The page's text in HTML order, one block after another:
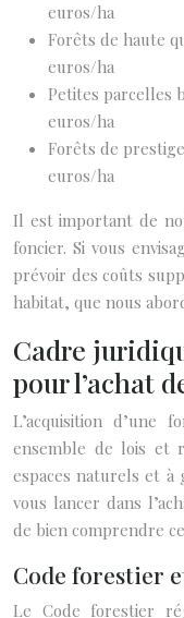
euros/ha
Forêts de haute
euros/ha
Petites parcelles
euros/ha
Forêts de
euros/ha
Il est important de
foncier. Si vous
prévoir des coûts
habitat, que nous
Cadre
pour l’achat
L’acquisition
ensemble de lois et
espaces naturels et
vous lancer dans
de bien comprendre
Code forestier
Le Code forestier